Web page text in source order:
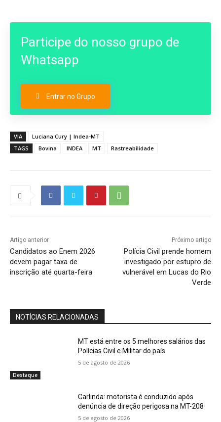
Participe do nosso grupo de
Whatsapp
Entrar no Grupo
VIA
Luciana Cury | Indea-MT
TAGS
Bovina INDEA MT Rastreabilidade
Artigo anterior
Candidatos ao Enem 2026
devem pagar taxa de
inscrição até quarta-feira
Próximo artigo
Polícia Civil prende homem
investigado por estupro de
vulnerável em Lucas do Rio
Verde
NOTÍCIAS RELACIONADAS
Destaque
MT está entre os 5 melhores salários das
Polícias Civil e Militar do país
5 de agosto de 2026
Carlinda: motorista é conduzido após
denúncia de direção perigosa na MT-208
5 de agosto de 2026